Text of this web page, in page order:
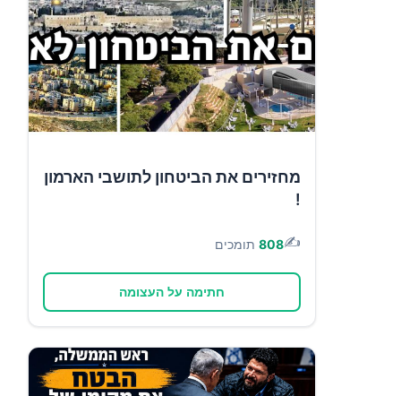
מחזירים את הביטחון לתושבי הארמון
!
✍️
808 תומכים
חתימה על העצומה